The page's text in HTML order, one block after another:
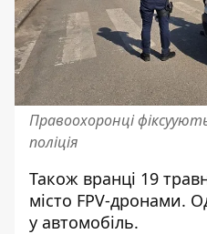
Правоохоронці
поліція
Також вранці 19
місто FPV-дронами.
у автомобіль.